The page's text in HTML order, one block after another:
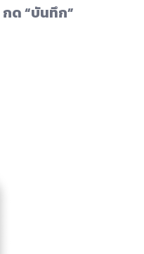
กด “บันทึก”